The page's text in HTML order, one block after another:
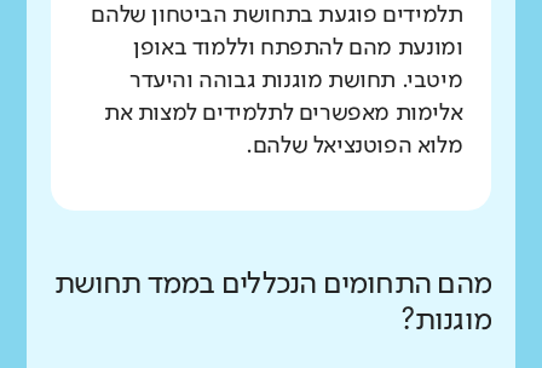
תלמידים פוגעת בתחושת הביטחון שלהם
ומונעת מהם להתפתח וללמוד באופן
מיטבי. תחושת מוגנות גבוהה והיעדר
אלימות מאפשרים לתלמידים למצות את
מלוא הפוטנציאל שלהם.
מהם התחומים הנכללים בממד תחושת
מוגנות?